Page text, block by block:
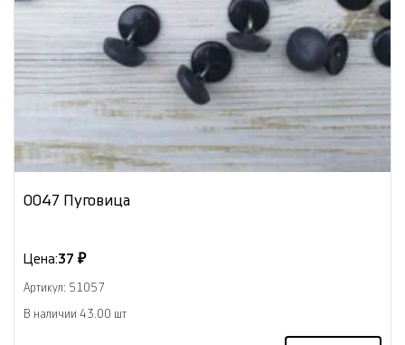
0047 Пуговица
Цена:37 ₽
Артикул: 51057
В наличии 43.00 шт